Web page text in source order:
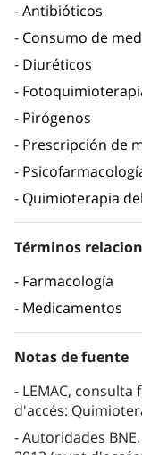
Antibióticos
Consumo de
Diuréticos
Pirógenos
Prescripción de
Quimioterapia
Términos
Farmacología
Medicamentos
Notas de fuente
LEMAC,
d'accés:
Autoridades